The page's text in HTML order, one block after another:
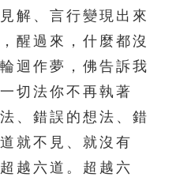
解、言行變現出來
醒過來，什麼都沒
迴作夢，佛告訴我
切法你不再執著
、錯誤的想法、錯
就不見、就沒有
越六道。超越六